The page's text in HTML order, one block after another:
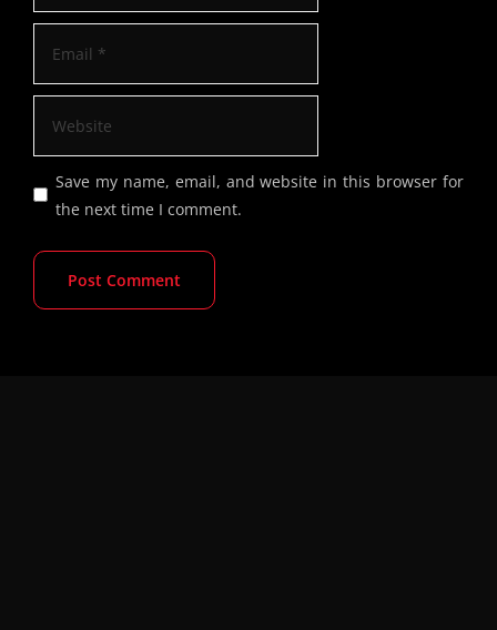
Save my name, email, and website in this browser for
the next time I comment.